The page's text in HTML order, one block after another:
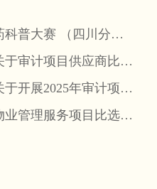
关于开展第五届全国说医解药科普大赛 （四川分赛区）中医药科普作品征集展播活动的通知
四川省中医药发展服务中心关于审计项目供应商比选结果的公示
四川省中医药发展服务中心关于开展2025年审计项目比选的通知
四川省中医药发展服务中心物业管理服务项目比选公告